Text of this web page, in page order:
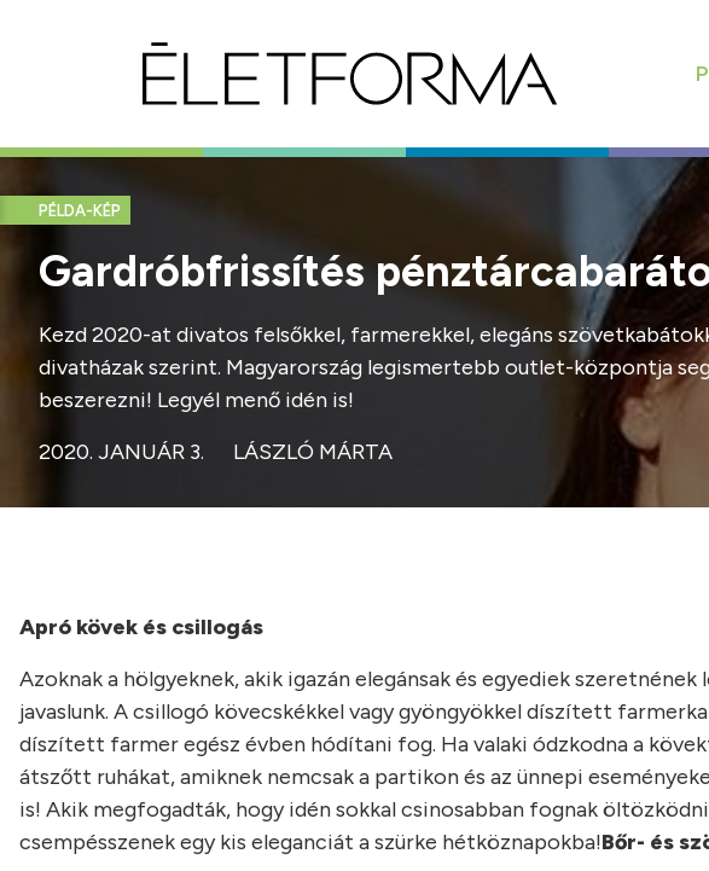
PÉLDA-KÉP
Gardróbfrissítés
Kezd 2020-at divatos felsőkkel, farmerekkel, elegáns
divatházak szerint. Magyarország legismertebb outlet-központja
beszerezni! Legyél menő idén is!
2020. JANUÁR 3.
LÁSZLÓ MÁRTA
Apró kövek és csillogás
Azoknak a hölgyeknek, akik igazán elegánsak és egyediek
javaslunk. A csillogó kövecskékkel vagy gyöngyökkel díszített
díszített farmer egész évben hódítani fog. Ha valaki ódzkodna a
átszőtt ruhákat, amiknek nemcsak a partikon és az ünnepi
is! Akik megfogadták, hogy idén sokkal csinosabban fognak
csempésszenek egy kis eleganciát a szürke hétköznapokba!Bőr- és